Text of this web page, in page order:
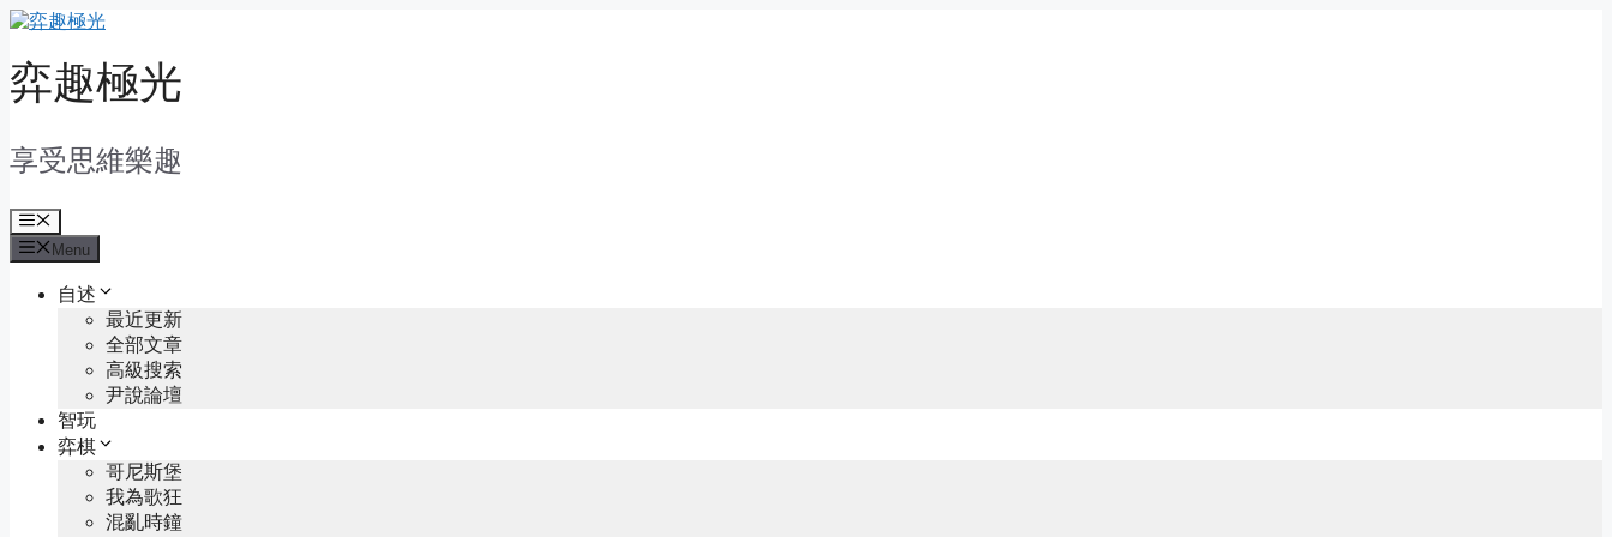
Skip
content
弈趣極光
享受思維樂趣
Menu
Menu
自述
最近更新
全部文章
高級搜索
尹說論壇
智玩
弈棋
哥尼斯堡
我為歌狂
混亂時鐘